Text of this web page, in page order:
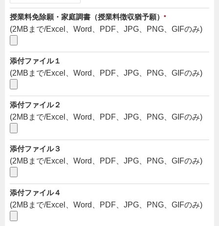
授業料免除願・家庭調書（授業料徴収猶予願） *
(2MBまで/Excel、Word、PDF、JPG、PNG、GIFのみ)
添付ファイル１
(2MBまで/Excel、Word、PDF、JPG、PNG、GIFのみ)
添付ファイル２
(2MBまで/Excel、Word、PDF、JPG、PNG、GIFのみ)
添付ファイル３
(2MBまで/Excel、Word、PDF、JPG、PNG、GIFのみ)
添付ファイル４
(2MBまで/Excel、Word、PDF、JPG、PNG、GIFのみ)